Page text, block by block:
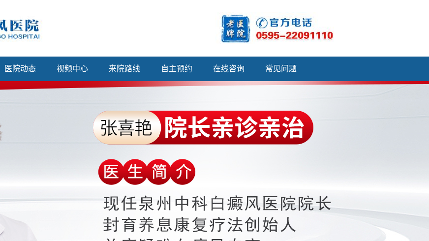
医院动态 视频中心 来院路线 自主预约 在线咨询 常见问题